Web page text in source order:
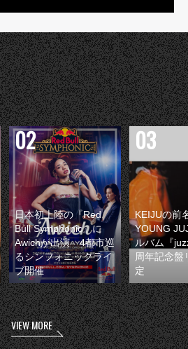
日本初上陸の『Red
Bull Symphonic』に
Awichが出演 4都市巡
るシンフォニックライ
ブ開催
KEIJUの前
YOUNG
ルバム『
周年記念盤
定
VIEW MORE